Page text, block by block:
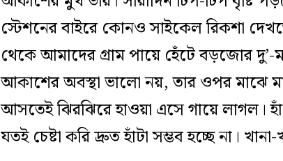
স্টেশনের বাইরে কোনও সাইকেল রিকশা
থেকে আমাদের গ্রাম পায়ে হেঁটে বড়জোর দু’-
আকাশের অবস্থা ভালো নয়, তার ওপর মাঝে
আসতেই ঝিরঝিরে হাওয়া এসে গায়ে লাগল।
যতই চেষ্টা করি দ্রুত হাঁটা সম্ভব হচ্ছে না।